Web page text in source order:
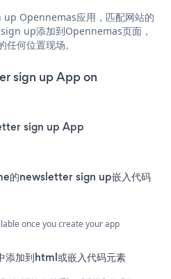
Opennemas应用，匹配网站的
up添加到Opennemas页面，
何位置现场。
sign up App on
sign up App
的newsletter sign up嵌入代码
once you create your app
加到html或嵌入代码元素